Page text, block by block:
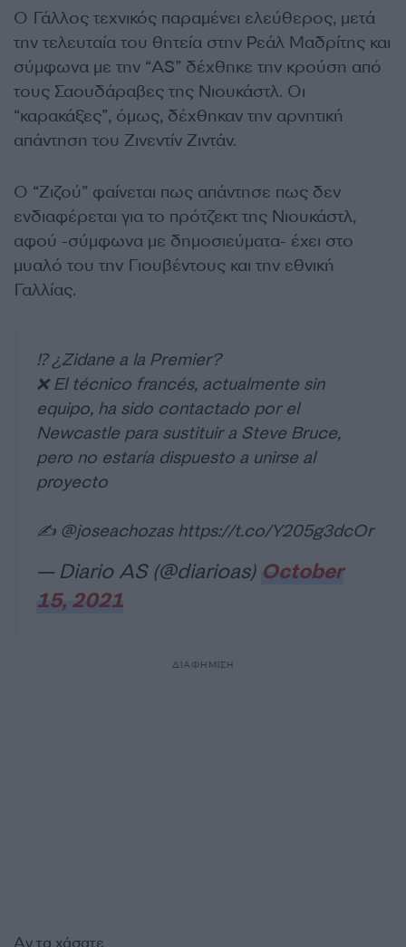
Ο Γάλλος τεχνικός παραμένει ελεύθερος, μετά
την τελευταία του θητεία στην Ρεάλ Μαδρίτης και
σύμφωνα με την “AS” δέχθηκε την κρούση από
τους Σαουδάραβες της Νιουκάστλ. Οι
“καρακάξες”, όμως, δέχθηκαν την αρνητική
απάντηση του Ζινεντίν Ζιντάν.
Ο “Ζιζού” φαίνεται πως απάντησε πως δεν
ενδιαφέρεται για το πρότζεκτ της Νιουκάστλ,
αφού -σύμφωνα με δημοσιεύματα- έχει στο
μυαλό του την Γιουβέντους και την εθνική
Γαλλίας.
⁉️ ¿Zidane a la Premier?
❌ El técnico francés, actualmente sin
equipo, ha sido contactado por el
Newcastle para sustituir a Steve Bruce,
pero no estaría dispuesto a unirse al
proyecto
✍️ @joseachozas https://t.co/Y205g3dcOr
— Diario AS (@diarioas) October
15, 2021
ΔΙΑΦΗΜΙΣΗ